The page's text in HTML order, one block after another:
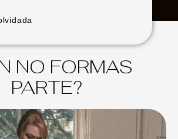
NO FORMAS
PARTE?